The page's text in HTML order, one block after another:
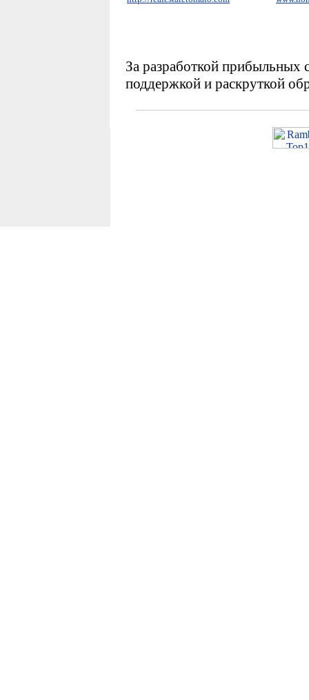
За разработкой прибыльных
поддержкой и раскруткой